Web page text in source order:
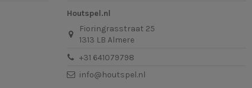
Houtspel.nl
Fioringrasstraat 25
1313 LB Almere
+31 641079798
info@houtspel.nl